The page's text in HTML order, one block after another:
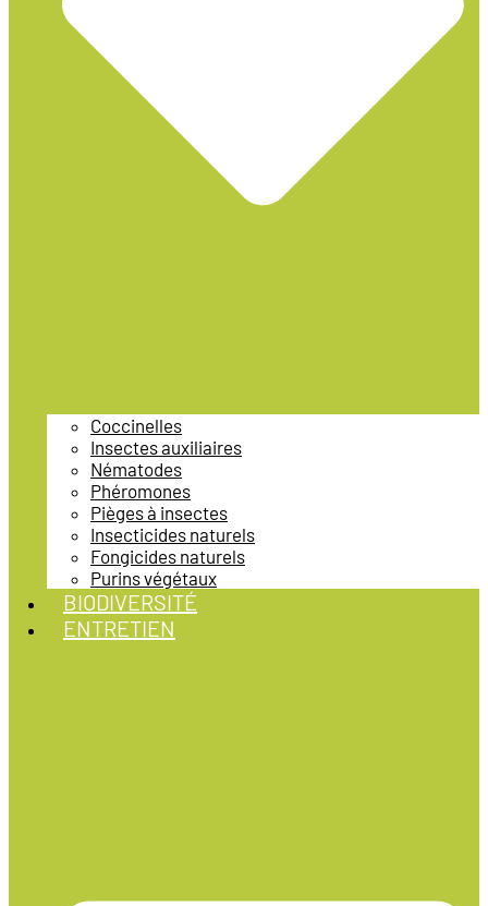
Coccinelles
Insectes auxiliaires
Nématodes
Phéromones
Pièges à insectes
Insecticides naturels
Fongicides naturels
Purins végétaux
BIODIVERSITÉ
ENTRETIEN